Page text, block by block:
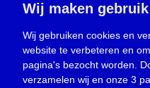
Gemeentepagina(104)
Ingezonden brief(539)
Media(156)
Nieuws (23.330)
Wij maken
Wij gebruiken cookies en
website te verbeteren en
pagina's bezocht worden.
verzamelen wij en onze 3